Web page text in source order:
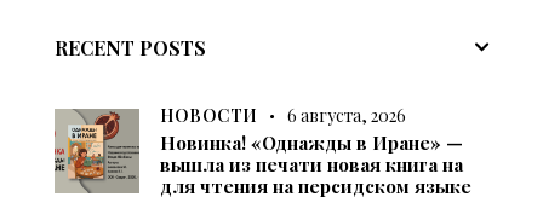
RECENT POSTS
НОВОСТИ 6 августа, 2026
Новинка! «Однажды в Иране» —
вышла из печати новая книга на
для чтения на персидском языке